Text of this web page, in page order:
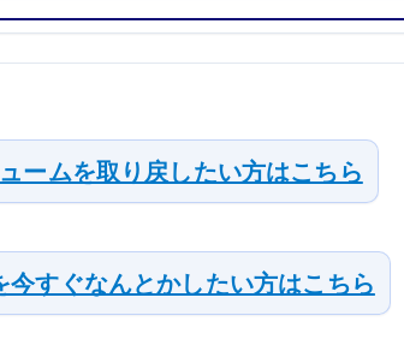
ームを取り戻したい方はこちら
今すぐなんとかしたい方はこちら